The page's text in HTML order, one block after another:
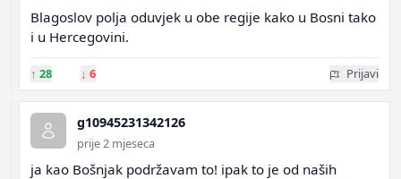
Blagoslov polja oduvjek u obe regije kako u Bosni tako
i u Hercegovini.
↑ 28 ↓ 6 Prijavi
g10945231342126
prije 2 mjeseca
ja kao Bošnjak podržavam to! ipak to je od naših